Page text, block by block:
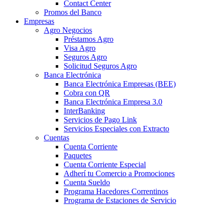
Contact Center
Promos del Banco
Empresas
Agro Negocios
Préstamos Agro
Visa Agro
Seguros Agro
Solicitud Seguros Agro
Banca Electrónica
Banca Electrónica Empresas (BEE)
Cobra con QR
Banca Electrónica Empresa 3.0
InterBanking
Servicios de Pago Link
Servicios Especiales con Extracto
Cuentas
Cuenta Corriente
Paquetes
Cuenta Corriente Especial
Adherí tu Comercio a Promociones
Cuenta Sueldo
Programa Hacedores Correntinos
Programa de Estaciones de Servicio